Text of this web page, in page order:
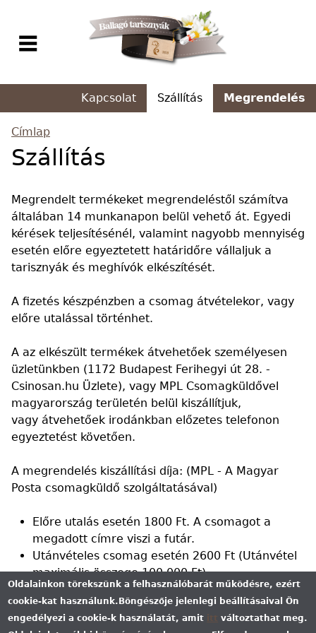
Jump to navigation
≡
Szatén
Fényképes
tarisznya
tarisznya
tarisznya
Vászon
tarisznya
nyakkendobirodalom.hu
Kapcsolat Szállítás Megrendelés
Jelenlegi
Címlap
Szállítás
Megrendelt termékeket megrendeléstől számítva
általában 14 munkanapon belül vehető át. Egyedi
kérések teljesítésénél, valamint nagyobb mennyiség
esetén előre egyeztetett határidőre vállaljuk a
tarisznyák és meghívók elkészítését.
A fizetés készpénzben a csomag átvételekor, vagy
előre utalással történhet.
A az elkészült termékek átvehetőek személyesen
üzletünkben (1172 Budapest Ferihegyi út 28. -
Csinosan.hu Üzlete), vagy MPL Csomagküldővel
magyarország területén belül kiszállítjuk,
vagy átvehetőek irodánkban előzetes telefonon
egyeztetést követően.
A megrendelés kiszállítási díja: (MPL - A Magyar
Posta csomagküldő szolgáltatásával)
Előre utalás esetén 1800 Ft. A csomagot a
megadott címre viszi a futár.
Utánvételes csomag esetén 2600 Ft (Utánvétel
maximális összege 100 000 Ft)
Oldalainkon törekszünk a felhasználóbarát működésre, ezért
cookie-kat használunk. Böngészője jelenlegi beállításaival Ön
engedélyezi a cookie-k használatát, amit itt változtathat meg.